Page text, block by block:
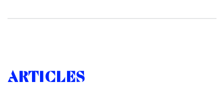
Articles